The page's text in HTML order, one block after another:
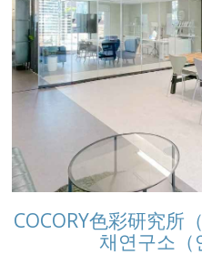
COCORY色彩研究所
채연구소（